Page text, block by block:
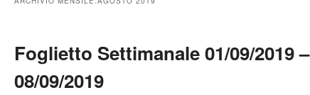
Foglietto Settimanale 01/09/2019 –
08/09/2019